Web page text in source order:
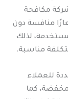
مكافحة
منافسة دون
لذلك
مناسبة.
للعملاء
كما